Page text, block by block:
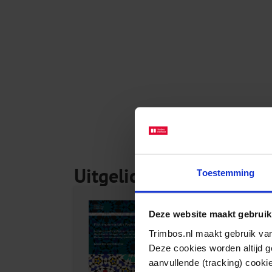
Toestemming
Deze website maakt
Trimbos.nl maakt gebruik
Deze cookies worden altijd
aanvullende (tracking)
Uitgelichte producten
Hoe kan een online
zelfhulpcur...